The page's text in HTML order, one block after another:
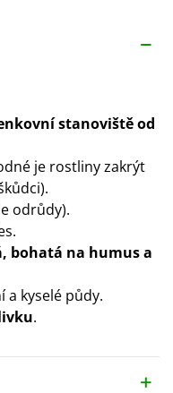
stanoviště od
je rostliny zakrýt
odrůdy).
bohatá na humus a
a kyselé půdy.
.